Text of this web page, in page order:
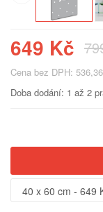
649 Kč
Cena bez DPH:
Doba dodání: 1 až 2